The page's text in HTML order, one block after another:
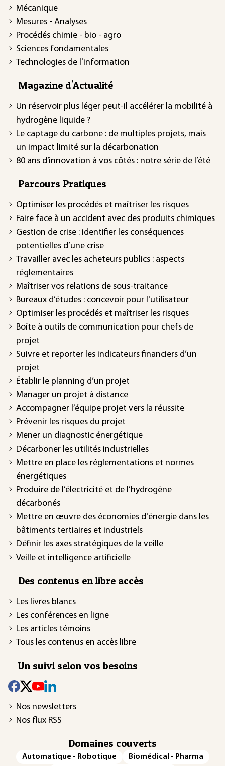
Mécanique
Mesures - Analyses
Procédés chimie - bio - agro
Sciences fondamentales
Technologies de l'information
Magazine d'Actualité
Un réservoir plus léger peut-il accélérer la mobilité à
hydrogène liquide ?
Le captage du carbone : de multiples projets, mais
un impact limité sur la décarbonation
80 ans d’innovation à vos côtés : notre série de l’été
Parcours Pratiques
Optimiser les procédés et maîtriser les risques
Faire face à un accident avec des produits chimiques
Gestion de crise : identifier les conséquences
potentielles d’une crise
Travailler avec les acheteurs publics : aspects
réglementaires
Maîtriser vos relations de sous-traitance
Bureaux d’études : concevoir pour l'utilisateur
Optimiser les procédés et maîtriser les risques
Boîte à outils de communication pour chefs de
projet
Suivre et reporter les indicateurs financiers d’un
projet
Établir le planning d’un projet
Manager un projet à distance
Accompagner l’équipe projet vers la réussite
Prévenir les risques du projet
Mener un diagnostic énergétique
Décarboner les utilités industrielles
Mettre en place les réglementations et normes
énergétiques
Produire de l’électricité et de l’hydrogène
décarbonés
Mettre en œuvre des économies d'énergie dans les
bâtiments tertiaires et industriels
Définir les axes stratégiques de la veille
Veille et intelligence artificielle
Des contenus en libre accès
Les livres blancs
Les conférences en ligne
Les articles témoins
Tous les contenus en accès libre
Un suivi selon vos besoins
Nos newsletters
Nos flux RSS
Domaines couverts
Automatique - Robotique
Biomédical - Pharma